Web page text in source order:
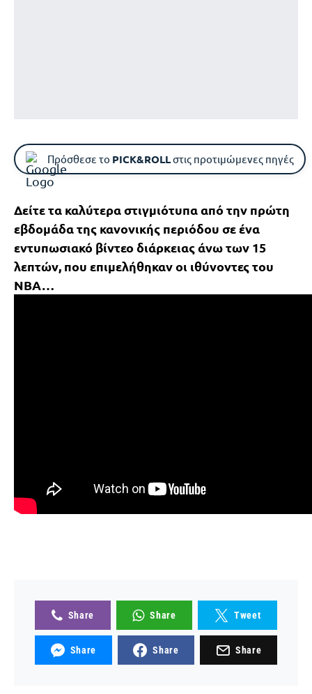
Πρόσθεσε το PICK&ROLLστις προτιμώμενες πηγές
Δείτε τα καλύτερα στιγμιότυπα από την πρώτη
εβδομάδα της κανονικής περιόδου σε ένα
εντυπωσιακό βίντεο διάρκειας άνω των 15
λεπτών, που επιμελήθηκαν οι ιθύνοντες του
NBA…
Share Share Tweet
Share Share Share